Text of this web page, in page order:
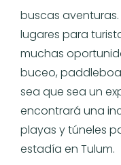
buscas
lugares para
muchas
buceo,
sea que sea un
encontrará una
playas y túneles
estadía en Tulum.